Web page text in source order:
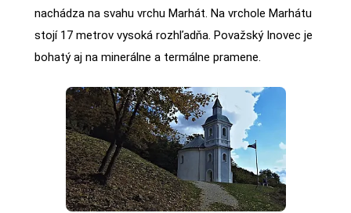
nachádza na svahu vrchu Marhát. Na vrchole Marhátu
stojí 17 metrov vysoká rozhľadňa. Považský Inovec je
bohatý aj na minerálne a termálne pramene.